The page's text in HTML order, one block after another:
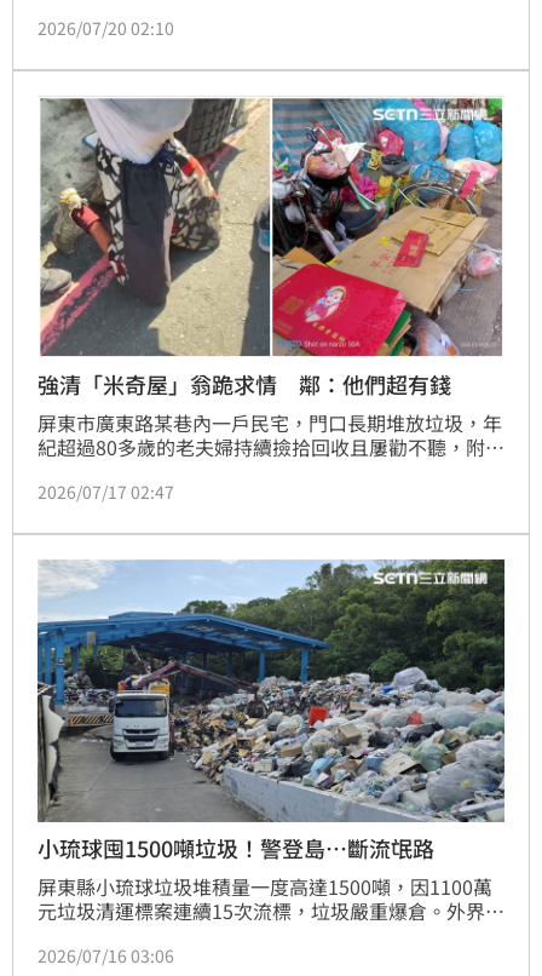
丟垃圾的人，鹿港鎮街尾里長許勝嘉入夜後連續埋伏快
排水溝把亂丟的20多包垃圾撿起來，但陸續還是有人亂
丟，直言「沒水準的人很多」。
2026/07/20 02:10
強清「米奇屋」翁跪求情 鄰：他們超有錢
屏東市廣東路某巷內一戶民宅，門口長期堆放垃圾，年
紀超過80多歲的老夫婦持續撿拾回收且屢勸不聽，附近
到影響，環保局開罰22次仍未見效，今（17）日二度
腳踏車留下，口中還不斷喊著：「沒天良」。
2026/07/17 02:47
小琉球囤1500噸垃圾！警登島…斷流氓路
屏東縣小琉球垃圾堆積量一度高達1500噸，因1100萬
元垃圾清運標案連續15次流標，垃圾嚴重爆倉。外界質
不少業者擔心得罪人而不敢投標。李賜福是國民黨新北
2026/07/16 03:06